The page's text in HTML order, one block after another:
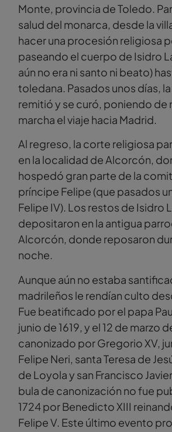
Monte, provincia de Toledo.
salud del monarca, desde la
hacer una procesión religiosa
paseando el cuerpo de Isidro
aún no era ni santo ni beato)
toledana. Pasados unos días,
remitió y se curó, poniendo de
marcha el viaje hacia Madrid.
Al regreso, la corte religiosa
en la localidad de Alcorcón,
hospedó gran parte de la
príncipe Felipe (que pasados
Felipe IV). Los restos de Isidro
depositaron en la antigua
Alcorcón, donde reposaron
noche.
Aunque aún no estaba
madrileños le rendían culto
Fue beatificado por el papa
junio de 1619, y el 12 de marzo
canonizado por Gregorio XV,
Felipe Neri, santa Teresa de
de Loyola y san Francisco
bula de canonización no fue
1724 por Benedicto XIII
Felipe V. Este último evento